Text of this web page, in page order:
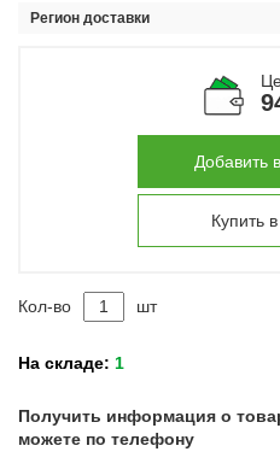
Регион доставки
Добавить
Купить
Кол-во шт
На складе: 1
Получить информация о
можете по телефону